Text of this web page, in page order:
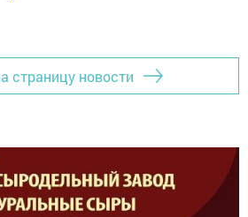
страницу новости